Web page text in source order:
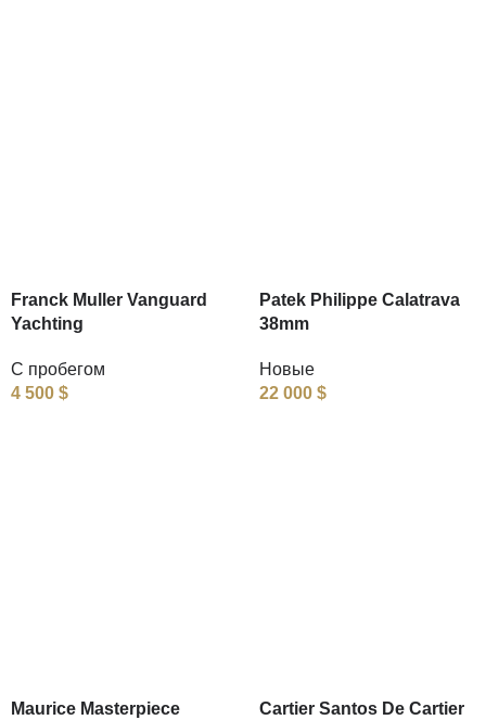
Franck Muller Vanguard
Yachting
С пробегом
4 500 $
Patek Philippe Calatrava
38mm
Новые
22 000 $
Maurice Masterpiece
Cartier Santos De Cartier